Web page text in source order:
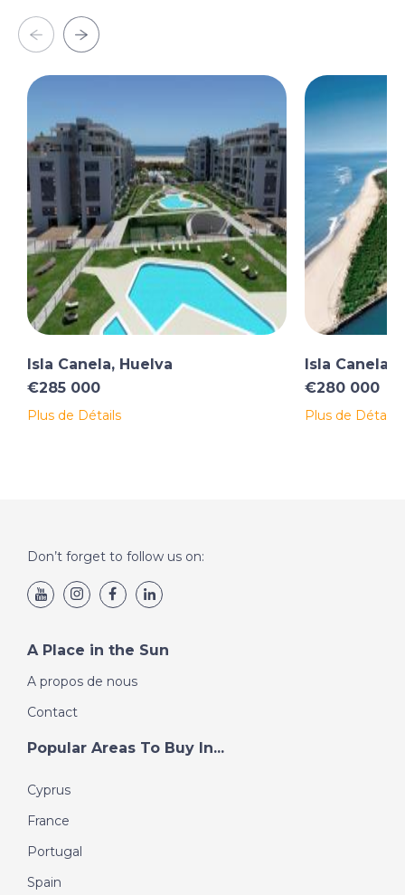
Isla Canela, Huelva
€285 000
Plus de Détails
Isla Canela,
€280 000
Plus de Détails
Don’t forget to follow us on:
A Place in the Sun
A propos de nous
Contact
Popular Areas To Buy In...
Cyprus
France
Portugal
Spain